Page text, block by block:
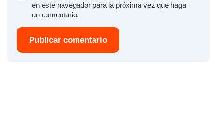
en este navegador para la próxima vez que haga
un comentario.
Publicar comentario